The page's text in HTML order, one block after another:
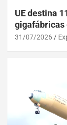
UE destina
gigafábricas
31/07/2026